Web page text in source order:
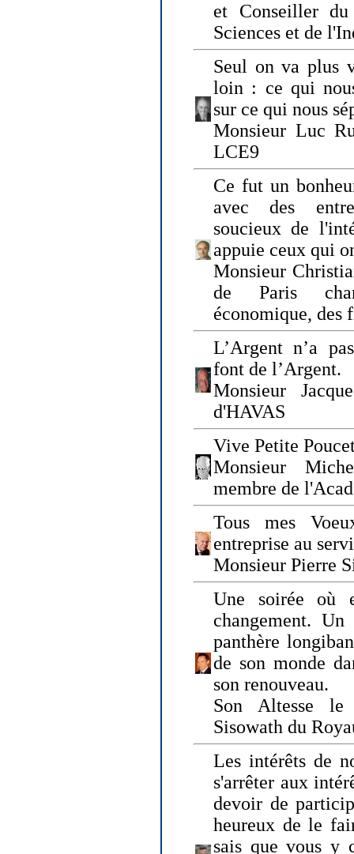
et Conseiller
Sciences et de
Seul on va plus
loin : ce qui
sur ce qui nous
Monsieur Luc
LCE9
Ce fut un
avec des
soucieux de
appuie ceux qui
Monsieur
de Paris
économique, des
L’Argent n’a
font de l’Argent.
Monsieur
d'HAVAS
Vive Petite
Monsieur
membre de
Tous mes
entreprise au
Monsieur Pierre
Une soirée où
changement.
panthère
de son monde
son renouveau.
Son Altesse le
Sisowath du
Les intérêts de
s'arrêter aux
devoir de
heureux de le
sais que vous y